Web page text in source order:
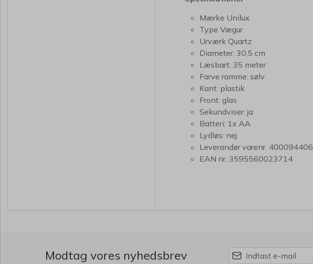
Mærke Unilux
Type Vægur
Urværk Quartz
Diameter: 30,5 cm
Læsbart: 35 meter
Farve ramme: sølv
Kant: plastik
Front: glas
Sekundviser: ja
Batteri: 1x AA
Lydløs: nej
Leverandør varenr. 400094406
EAN nr. 3595560023714
Modtag vores nyhedsbrev